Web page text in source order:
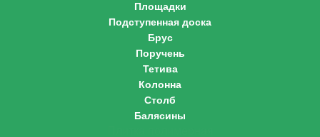
Площадки
Подступенная доска
Брус
Поручень
Тетива
Колонна
Столб
Балясины